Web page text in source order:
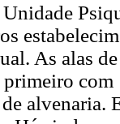
As alas
com
alvenaria.